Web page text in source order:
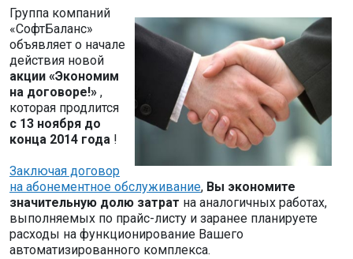
Группа компаний
«СофтБаланс»
объявляет о начале
действия новой
акции «Экономим
на договоре!» ,
которая продлится
с 13 ноября до
конца 2014 года !
Заключая договор
на абонементное обслуживание, Вы экономите
значительную долю затрат на аналогичных работах,
выполняемых по прайс-листу и заранее планируете
расходы на функционирование Вашего
автоматизированного комплекса.